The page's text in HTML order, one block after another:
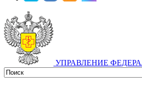
УПРАВЛЕНИЕ